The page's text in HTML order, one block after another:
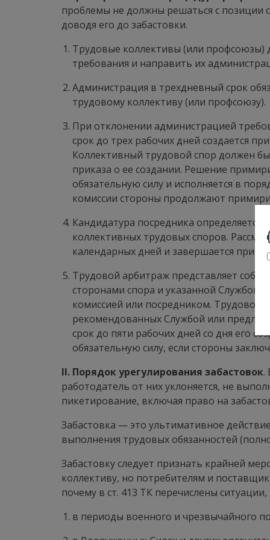
проблемы не должны решаться с позиции
доводя его до забастовки.
Трудовые коллективы (или профсоюзы)
требования и направить их
Администрация в трехдневный срок
трудовому коллективу (или профсоюзу).
При отклонении администрацией
срок до трех рабочих дней создается
Коллективный трудовой спор должен
приказа о ее создании. Решение
обязательную силу и исполняется в
комиссии стороны продолжают
Кандидатура посредника определяется
коллективных трудовых споров.
календарных дней и завершается
Трудовой арбитраж представляет
сторонами спора и указанной Службой,
комиссией или посредником. Трудовой
рекомендованных Службой или
срок до пяти рабочих дней со дня его
обязательную силу, если стороны
II. Порядок урегулирования забастовок.
работодатель от них уклоняется, не
пикетирование, включая право на
Забастовка — это ультимативное
выполнения трудовых обязанностей
Забастовку следует признать крайней
коллективу, но потребителям и
почему в ст. 413 ТК перечислены
в периоды военного и чрезвычайного